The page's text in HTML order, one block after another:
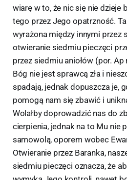
wiarę w to, że nic się nie dzieje
tego przez Jego opatrzność.
wyrażona między innymi przez
otwieranie siedmiu pieczęci
przez siedmiu aniołów (por. Ap
Bóg nie jest sprawcą zła i
spadają, jednak dopuszcza je,
pomogą nam się zbawić i
Wolałby doprowadzić nas do
cierpienia, jednak na to Mu nie
samowolą, oporem wobec
Otwieranie przez Baranka,
siedmiu pieczęci oznacza, że